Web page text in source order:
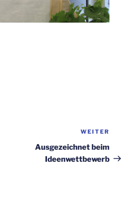
Beitrag
WEITER
Ausgezeichnet beim
Ideenwettbewerb